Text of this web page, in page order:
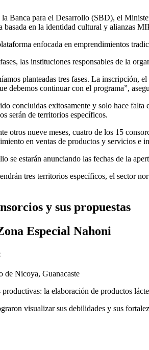
Banca para el Desarrollo (SBD), el
basada en la identidad cultural y alianzas
enfocada en emprendimientos
las instituciones responsables de la
planteadas tres fases. La inscripción,
debemos continuar con el programa”,
concluidas exitosamente y solo hace
serán de territorios específicos.
otros nueve meses, cuatro de los 15
en ventas de productos y servicios
se estarán anunciando las fechas de la
tres territorios específicos, el sector
y sus propuestas
Especial Nahoni
de Nicoya, Guanacaste
productivas: la elaboración de productos
visualizar sus debilidades y sus